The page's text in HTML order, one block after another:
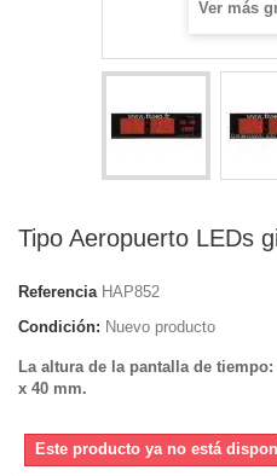
Ver más
Tipo Aeropuerto LEDs
Referencia HAP852
Condición: Nuevo producto
La altura de la pantalla de
x 40 mm.
Este producto ya no está